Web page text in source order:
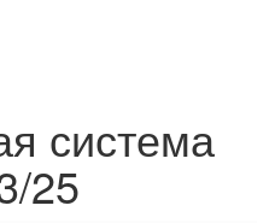
система
25